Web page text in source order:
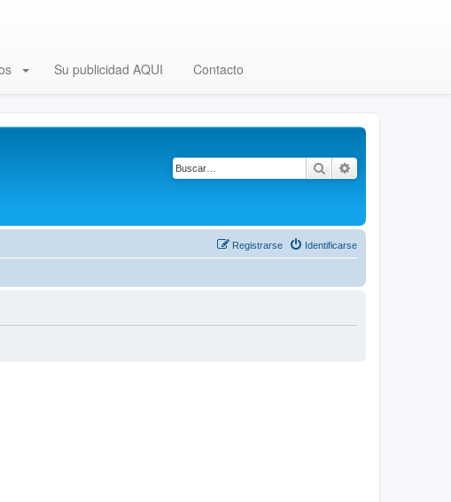
Su publicidad AQUI Contacto
Buscar
Identificarse
Registrarse